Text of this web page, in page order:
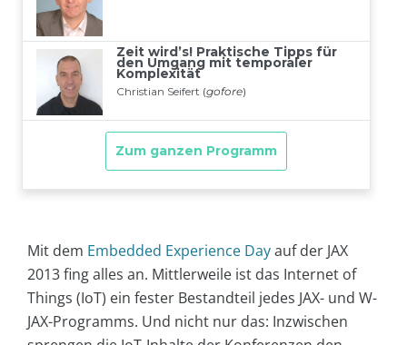
Mit dem Embedded Experience Dayauf der JAX
2013 fing alles an. Mittlerweile ist das Internet of
Things (IoT) ein fester Bestandteil jedes JAX- und W-
JAX-Programms. Und nicht nur das: Inzwischen